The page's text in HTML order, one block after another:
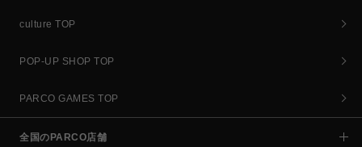
culture TOP
POP-UP SHOP TOP
PARCO GAMES TOP
全国のPARCO店舗